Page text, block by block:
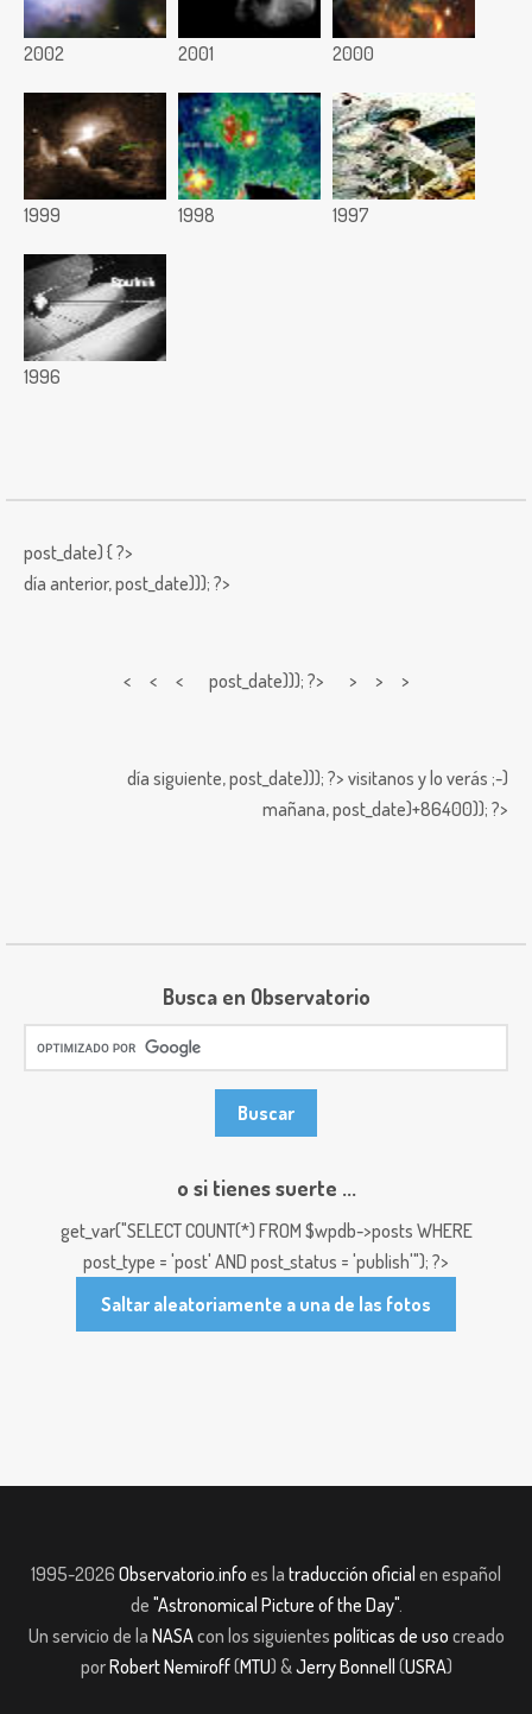
2002 2001 2000
1999 1998 1997
1996
post_date) { ?>
día anterior,post_date))); ?>
< < < post_date))); ?> > > >
día siguiente,post_date))); ?> visitanos y lo verás ;-)
mañana,post_date)+86400)); ?>
Busca en Observatorio
o si tienes suerte ...
get_var("SELECT COUNT(*) FROM $wpdb->posts WHERE
post_type = 'post' AND post_status = 'publish'"); ?>
Saltar aleatoriamente a una de las fotos
1995-2026 Observatorio.info es la traducción oficial en español
de "Astronomical Picture of the Day".
Un servicio de la NASAcon los siguientes políticas de uso creado
porRobert Nemiroff(MTU) &Jerry Bonnell (USRA)